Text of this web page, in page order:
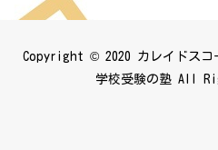
Copyright © 2020 カレイドスコ
学校受験の塾 All